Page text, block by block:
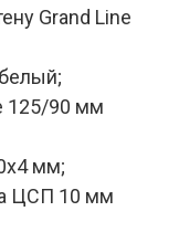
Grand Line
125/90 мм
мм;
ЦСП 10 мм